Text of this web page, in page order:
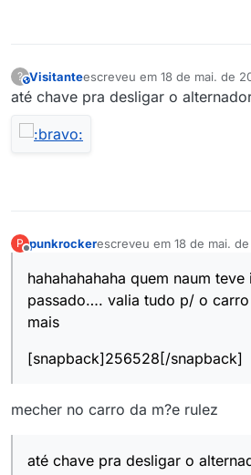
?This user is from outside of this forum
Visitanteescreveu em 18 de mai. de
última edição por
até chave pra desligar o
P punkrockerescreveu em 18 de mai.
última edição por
hahahahahaha quem naum
passado…. valia tudo p/ o
mais
[snapback]256528[/snapback]
mecher no carro da m?e rulez
até chave pra desligar o